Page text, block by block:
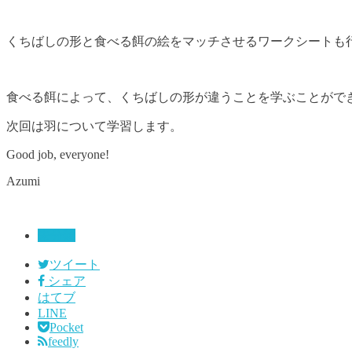
くちばしの形と食べる餌の絵をマッチさせるワークシートも
食べる餌によって、くちばしの形が違うことを学ぶことがで
次回は羽について学習します。
Good job, everyone!
Azumi
ツイート
シェア
はてブ
LINE
Pocket
feedly